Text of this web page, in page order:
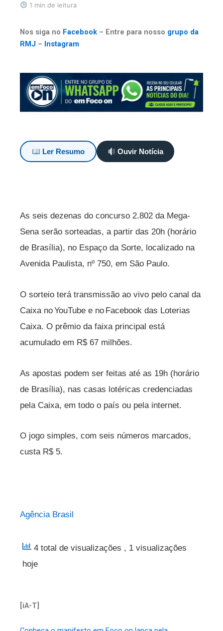
1 min de leitura
Nos siga no Facebook – Entre para nosso grupo da
RMJ – Instagram
Ler Resumo Ouvir Notícia
As seis dezenas do concurso 2.802 da Mega-
Sena serão sorteadas, a partir das 20h (horário
de Brasília), no Espaço da Sorte, localizado na
Avenida Paulista, nº 750, em São Paulo.
O sorteio terá transmissão ao vivo pelo canal da
Caixa no YouTube e no Facebook das Loterias
Caixa. O prêmio da faixa principal está
acumulado em R$ 67 milhões.
As apostas podem ser feitas até as 19h (horário
de Brasília), nas casas lotéricas credenciadas
pela Caixa, em todo o país ou pela internet.
O jogo simples, com seis números marcados,
custa R$ 5.
Agência Brasil
4 total de visualizações , 1 visualizações
hoje
[iA-T]